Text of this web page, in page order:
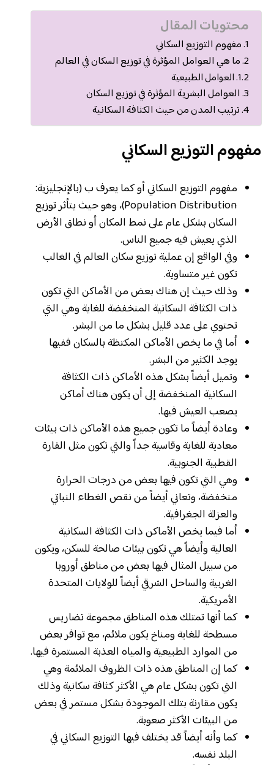
محتويات المقال
مفهوم التوزيع السكاني
ما هي العوامل المؤثرة في توزيع السكان في العالم
العوامل الطبيعية
العوامل البشرية المؤثرة في توزيع السكان
ترتيب المدن من حيث الكثافة السكانية
مفهوم التوزيع السكاني
مفهوم التوزيع السكاني أو كما يعرف ب (بالإنجليزية:
Population Distribution)، وهو حيث يتأثر توزيع
السكان بشكل عام على نمط المكان أو نطاق الأرض
الذي يعيش فيه جميع الناس.
وفي الواقع إن عملية توزيع سكان العالم في الغالب
تكون غير متساوية.
وذلك حيث إن هناك بعض من الأماكن التي تكون
ذات الكثافة السكانية المنخفضة للغاية وهي التي
تحتوي على عدد قليل بشكل ما من البشر.
أما في ما يخص الأماكن المكتظة بالسكان ففيها
يوجد الكثير من البشر.
وتميل أيضاً بشكل هذه الأماكن ذات الكثافة
السكانية المنخفضة إلى أن يكون هناك أماكن
يصعب العيش فيها.
وعادة أيضاً ما تكون جميع هذه الأماكن ذات بيئات
معادية للغاية وقاسية جداً والتي تكون مثل القارة
القطبية الجنوبية.
وهي التي تكون فيها بعض من درجات الحرارة
منخفضة، وتعاني أيضاً من نقص الغطاء النباتي
والعزلة الجغرافية.
أما فيما يخص الأماكن ذات الكثافة السكانية
العالية وأيضاً هي تكون بيئات صالحة للسكن، ويكون
من سبيل المثال فيها بعض من مناطق أوروبا
الغربية والساحل الشرقي أيضاً للولايات المتحدة
الأمريكية.
كما أنها تمتلك هذه المناطق مجموعة تضاريس
مسطحة للغاية ومناخ يكون ملائم، مع توافر بعض
من الموارد الطبيعية والمياه العذبة المستمرة فيها.
كما إن المناطق هذه ذات الظروف الملائمة وهي
التي تكون بشكل عام هي الأكثر كثافة سكانية وذلك
يكون مقارنة بتلك الموجودة بشكل مستمر في بعض
من البيئات الأكثر صعوبة.
كما وأنه أيضاً قد يختلف فيها التوزيع السكاني في
البلد نفسه.